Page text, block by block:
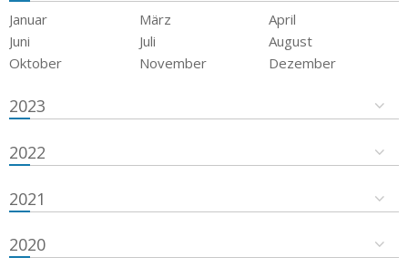
Januar März
April
Juni
Juli
August
Oktober
November Dezember
2023
2022
2021
2020